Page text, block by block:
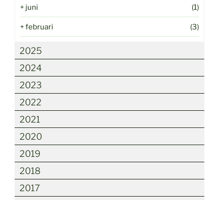
+ juni (1)
+februari (3)
2025
2024
2023
2022
2021
2020
2019
2018
2017